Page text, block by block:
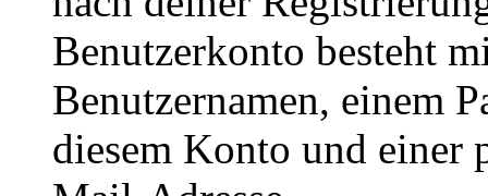
Benutzerkonto besteht
Benutzernamen, einem
diesem Konto und